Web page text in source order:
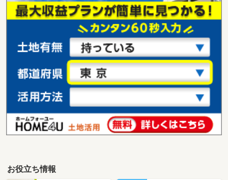
お役立ち情報